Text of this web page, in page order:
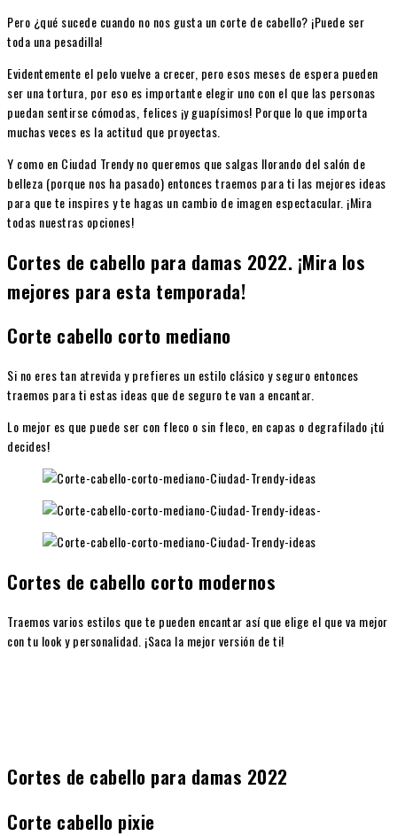
Pero ¿qué sucede cuando no nos gusta un corte de cabello? ¡Puede ser
toda una pesadilla!
Evidentemente el pelo vuelve a crecer, pero esos meses de espera pueden
ser una tortura, por eso es importante elegir uno con el que las personas
puedan sentirse cómodas, felices ¡y guapísimos! Porque lo que importa
muchas veces es la actitud que proyectas.
Y como en Ciudad Trendy no queremos que salgas llorando del salón de
belleza (porque nos ha pasado) entonces traemos para ti las mejores ideas
para que te inspires y te hagas un cambio de imagen espectacular. ¡Mira
todas nuestras opciones!
Cortes de cabello para damas 2022. ¡Mira los
mejores para esta temporada!
Corte cabello corto mediano
Si no eres tan atrevida y prefieres un estilo clásico y seguro entonces
traemos para ti estas ideas que de seguro te van a encantar.
Lo mejor es que puede ser con fleco o sin fleco, en capas o degrafilado ¡tú
decides!
Cortes de cabello corto modernos
Traemos varios estilos que te pueden encantar así que elige el que va mejor
con tu look y personalidad. ¡Saca la mejor versión de ti!
Cortes de cabello para damas 2022
Corte cabello pixie